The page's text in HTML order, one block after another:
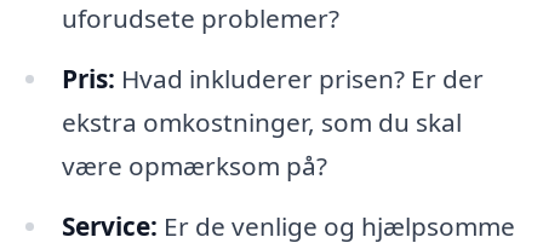
uforudsete problemer?
Pris: Hvad inkluderer prisen? Er der
ekstra omkostninger, som du skal
være opmærksom på?
Service: Er de venlige og hjælpsomme